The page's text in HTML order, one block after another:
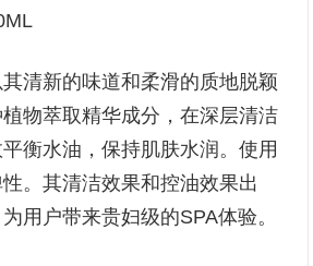
新的味道和柔滑的质地脱颖
物萃取精华成分，在深层清洁
衡水油，保持肌肤水润。使用
。其清洁效果和控油效果出
用户带来贵妇级的SPA体验。